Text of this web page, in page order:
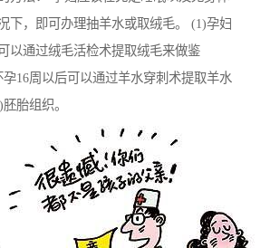
下，即可办理抽羊水或取绒毛。 (1)孕妇
以通过绒毛活检术提取绒毛来做鉴
16周以后可以通过羊水穿刺术提取羊水
胎组织。